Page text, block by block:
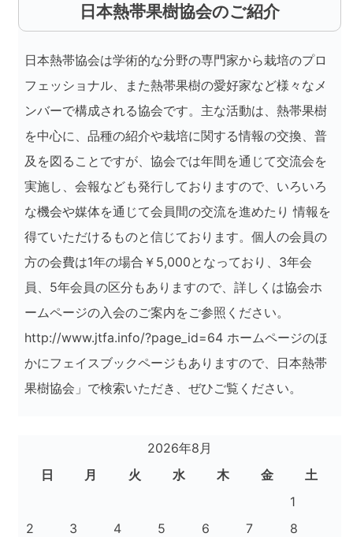
日本熱帯果樹協会のご紹介
日本熱帯協会は学術的な分野の専門家から栽培のプロ
フェッショナル、また熱帯果樹の愛好家など様々なメ
ンバーで構成される協会です。主な活動は、熱帯果樹
を中心に、品種の紹介や栽培に関する情報の交換、普
及を図ることですが、協会では年間を通じて交流会を
実施し、会報なども発行しておりますので、いろいろ
な機会や媒体を通じて会員間の交流を進めたり 情報を
得ていただけるものと信じております。個人の会員の
方の会費は1年の場合￥5,000となっており、3年会
員、5年会員の区分もありますので、詳しくは協会ホ
ームページの入会のご案内をご参照ください。
http://www.jtfa.info/?page_id=64 ホームページのほ
かにフェイスブックページもありますので、日本熱帯
果樹協会」で検索いただき、ぜひご覧ください。
2026年8月
日
月 火 水 木 金
土
1
2
3 4 5 6 7
8